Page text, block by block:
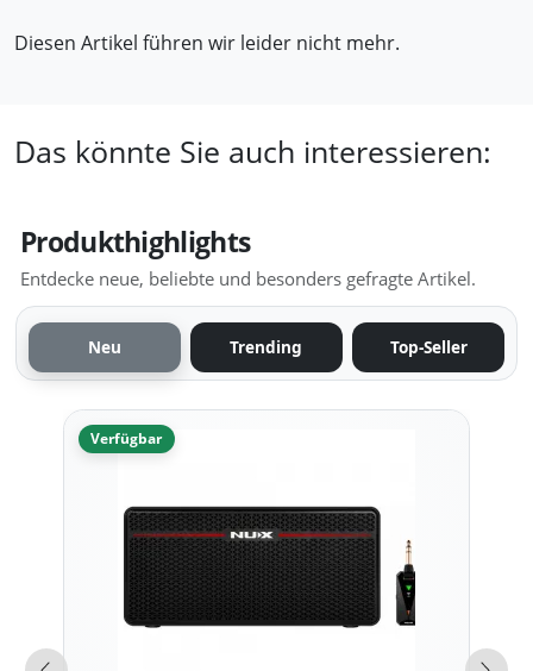
Diesen Artikel führen wir leider nicht mehr.
Das könnte Sie auch interessieren:
Produkthighlights
Entdecke neue, beliebte und besonders gefragte Artikel.
Neu Trending Top-Seller
Verfügbar